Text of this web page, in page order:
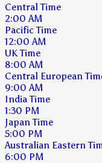
Central Time
2:00 AM
Pacific Time
12:00 AM
UK Time
8:00 AM
Central European
9:00 AM
India Time
1:30 PM
Japan Time
5:00 PM
Australian Eastern
6:00 PM